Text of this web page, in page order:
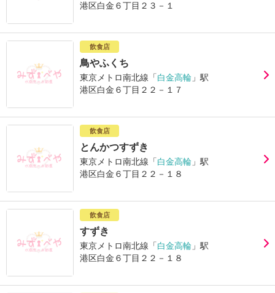
港区白金６丁目２３－１
飲食店
鳥やふくち
東京メトロ南北線「白金高輪 」駅
港区白金６丁目２２－１７
飲食店
とんかつすずき
東京メトロ南北線「白金高輪 」駅
港区白金６丁目２２－１８
飲食店
すずき
東京メトロ南北線「白金高輪 」駅
港区白金６丁目２２－１８